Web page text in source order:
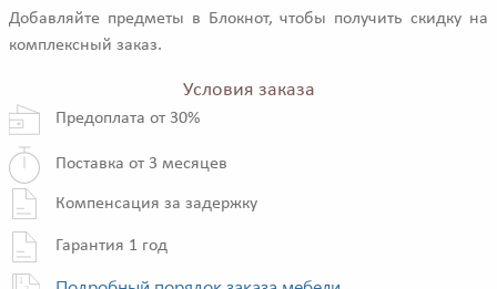
Добавляйте предметы в Блокнот, чтобы получить скидку на
комплексный заказ.
Условия заказа
Предоплата от 30%
Поставка от 3 месяцев
Компенсация за задержку
Гарантия 1 год